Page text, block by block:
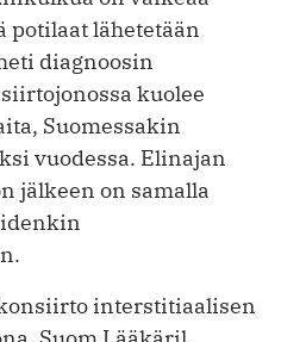
potilaat lähetetään
diagnoosin
kuolee
Suomessakin
vuodessa. Elinajan
jälkeen on samalla
interstitiaalisen